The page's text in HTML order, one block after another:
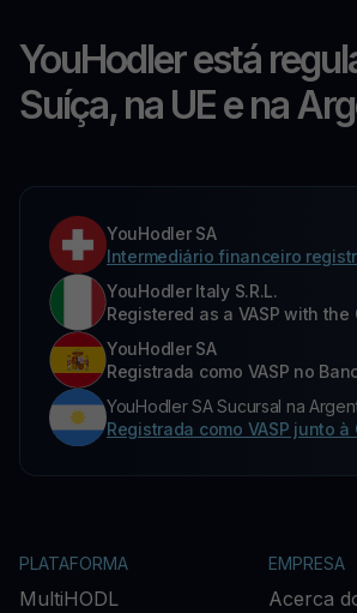
YouHodler está
Suíça, na UE e na
YouHodler SA
Intermediário financeiro
YouHodler Italy S.R.L.
Registered as a VASP with the
YouHodler SA
Registrada como VASP no
YouHodler SA Sucursal na
Registrada como VASP junto à
PLATAFORMA
MultiHODL
EMPRESA
Acerca